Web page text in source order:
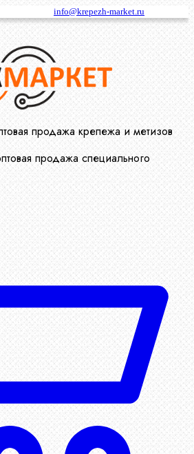
info@krepezh-market.ru
продажа крепежа и метизов
продажа специального